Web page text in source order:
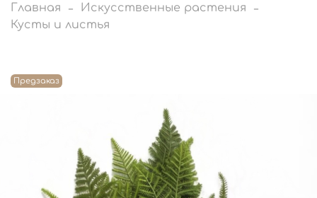
Главная
Искусственные растения
Кусты и листья
Предзаказ